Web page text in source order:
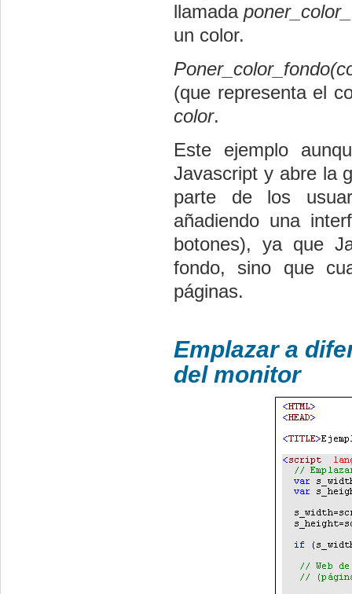
llamada
un color.
(que representa el
color.
Este ejemplo
Javascript y abre la
parte de los
añadiendo una
botones), ya que
fondo, sino que
páginas.
Emplazar a
del monitor